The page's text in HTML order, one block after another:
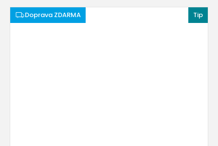
Tip